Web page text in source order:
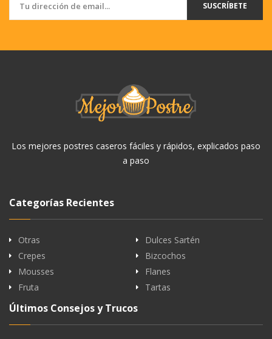
SUSCRÍBETE
Los mejores postres caseros fáciles y rápidos, explicados paso
a paso
Categorías Recientes
Otras
Dulces Sartén
Crepes
Bizcochos
Mousses
Flanes
Fruta
Tartas
Últimos Consejos y Trucos